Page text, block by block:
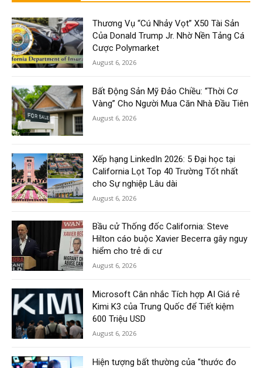
Thương Vụ “Cú Nhảy Vọt” X50 Tài Sản
Của Donald Trump Jr. Nhờ Nền Tảng Cá
Cược Polymarket
August 6, 2026
Bất Động Sản Mỹ Đảo Chiều: “Thời Cơ
Vàng” Cho Người Mua Căn Nhà Đầu Tiên
August 6, 2026
Xếp hạng LinkedIn 2026: 5 Đại học tại
California Lọt Top 40 Trường Tốt nhất
cho Sự nghiệp Lâu dài
August 6, 2026
Bầu cử Thống đốc California: Steve
Hilton cáo buộc Xavier Becerra gây nguy
hiểm cho trẻ di cư
August 6, 2026
Microsoft Cân nhắc Tích hợp AI Giá rẻ
Kimi K3 của Trung Quốc để Tiết kiệm
600 Triệu USD
August 6, 2026
Hiện tượng bất thường của “thước đo